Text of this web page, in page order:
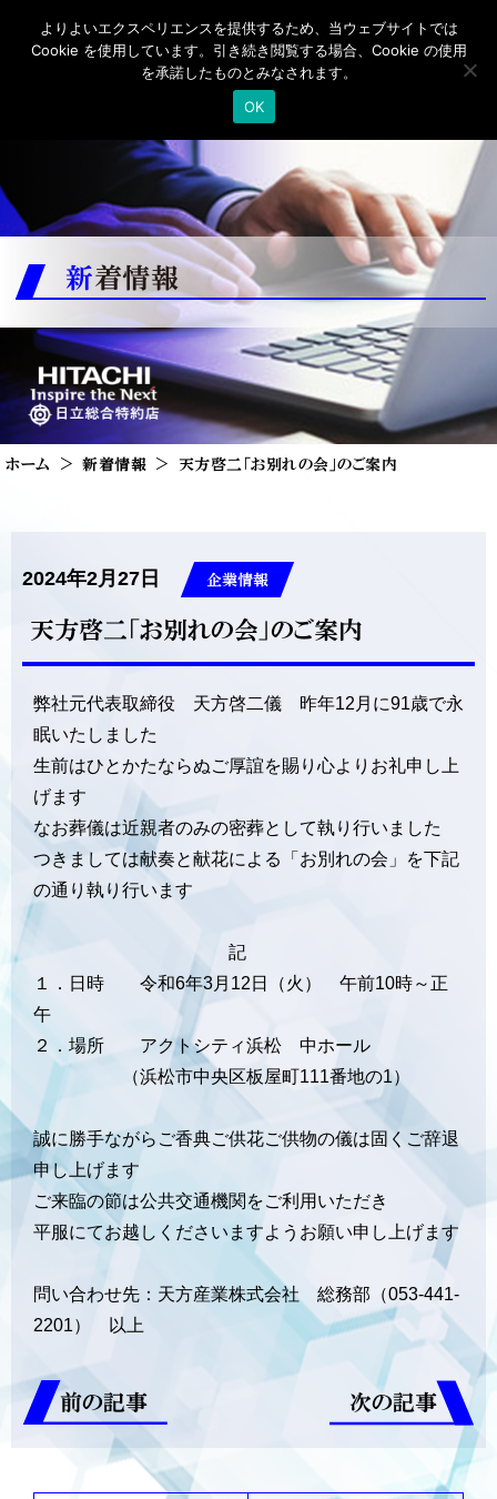
新着情報
ホーム 新着情報 天方啓二「お別れの会」のご案内
2024年2月27日 企業情報
天方啓二「お別れの会」のご案内
弊社元代表取締役 天方啓二儀 昨年12月に91歳で永
眠いたしました
生前はひとかたならぬご厚誼を賜り心よりお礼申し上
げます
なお葬儀は近親者のみの密葬として執り行いました
つきましては献奏と献花による「お別れの会」を下記
の通り執り行います
記
１．日時 令和6年3月12日（火） 午前10時～正
午
２．場所 アクトシティ浜松 中ホール
（浜松市中央区板屋町111番地の1）
誠に勝手ながらご香典ご供花ご供物の儀は固くご辞退
申し上げます
ご来臨の節は公共交通機関をご利用いただき
平服にてお越しくださいますようお願い申し上げます
問い合わせ先：天方産業株式会社 総務部（053-441-
2201） 以上
前の記事 次の記事
よりよいエクスペリエンスを提供するため、当ウェブサイトでは
Cookie を使用しています。引き続き閲覧する場合、Cookie の使用
を承諾したものとみなされます。
OK